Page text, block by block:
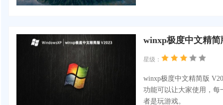
winxp极度中文精简
星级：
winxp极度中文精简版
功能可以让大家使用，每
者是玩游戏。